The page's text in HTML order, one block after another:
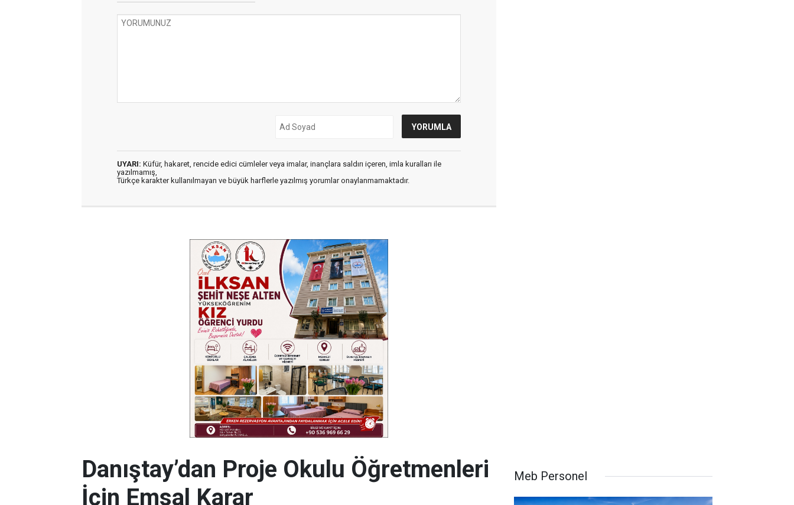
UYARI: Küfür, hakaret, rencide edici cümleler veya imalar, inançlara saldırı içeren, imla kuralları ile
yazılmamış,
Türkçe karakter kullanılmayan ve büyük harflerle yazılmış yorumlar onaylanmamaktadır.
Danıştay’dan Proje Okulu Öğretmenleri
İçin Emsal Karar
Meb Personel